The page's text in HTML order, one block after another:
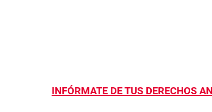
INFÓRMATE DE TUS DERECHOS